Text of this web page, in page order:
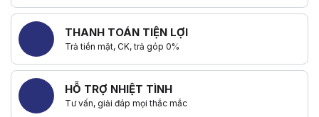
THANH TOÁN TIỆN LỢI
Trả tiền mặt, CK, trả góp 0%
HỖ TRỢ NHIỆT TÌNH
Tư vấn, giải đáp mọi thắc mắc